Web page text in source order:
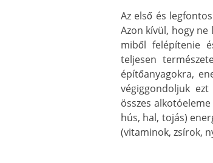
Az első és
Azon kívül, hogy ne
miből felépítenie
teljesen
építőanyagokra,
végiggondoljuk
összes
hús, hal, tojás)
(vitaminok, zsírok,